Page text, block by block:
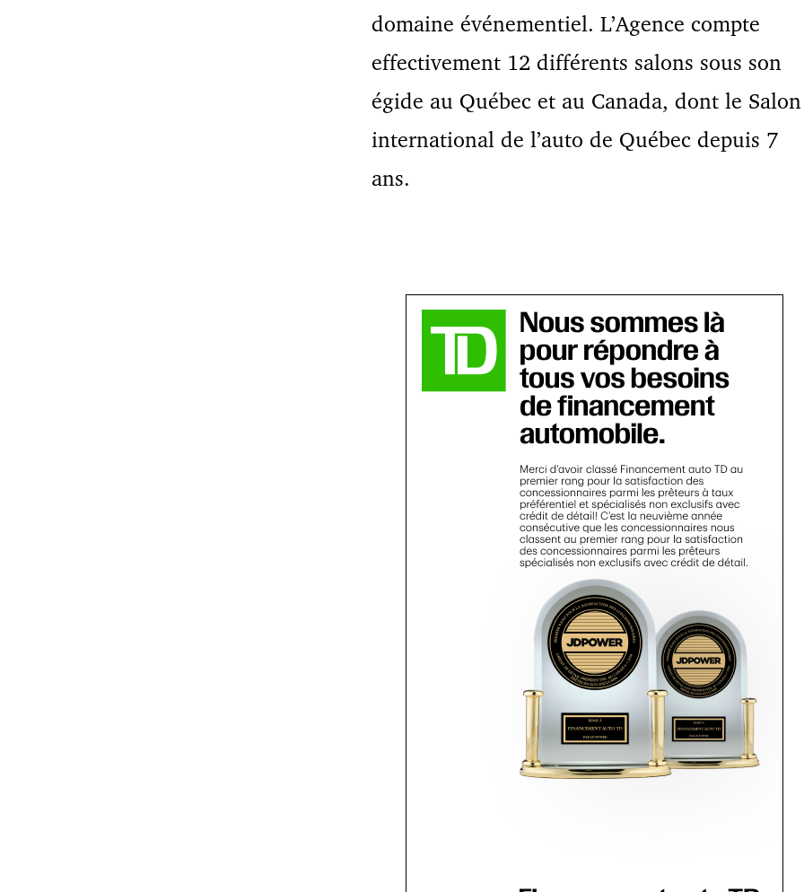
domaine événementiel. L’Agence compte
effectivement 12 différents salons sous son
égide au Québec et au Canada, dont le Salon
international de l’auto de Québec depuis 7
ans.